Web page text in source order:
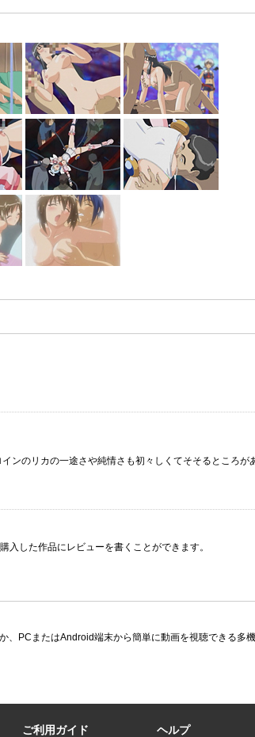
のリカの一途さや純情さも初々しくてそそるところ
した作品にレビューを書くことができます。
PCまたはAndroid端末から簡単に動画を視聴できる多
ご利用ガイド ヘルプ